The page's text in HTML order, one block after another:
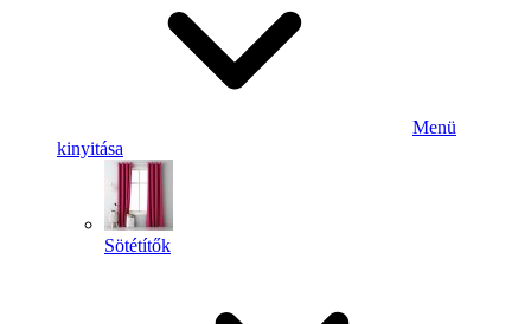
Menü
kinyitása
Sötétítők